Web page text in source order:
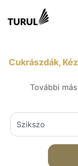
Cukrászdák,
További